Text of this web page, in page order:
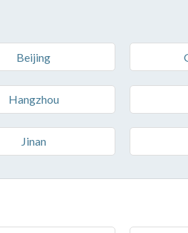
Beijing
Hangzhou
Jinan